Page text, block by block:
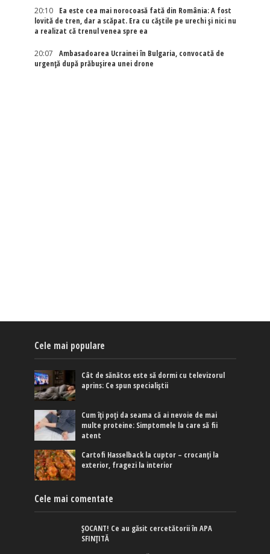
20:10
Ea este cea mai norocoasă fată din România: A fost
lovită de tren, dar a scăpat. Era cu căștile pe urechi și nici nu
a realizat că trenul venea spre ea
20:07
Ambasadoarea Ucrainei în Bulgaria, convocată de
urgență după prăbușirea unei drone
Cele mai populare
Cât de sănătos este să dormi cu televizorul
aprins: Ce spun specialiștii
Cum îți poți da seama că ai nevoie de mai
multe proteine: Simptomele la care să fii
atent
Cartofi Hasselback la cuptor – crocanți la
exterior, fragezi la interior
Cele mai comentate
ȘOCANT! Ce au găsit cercetătorii în APA
SFINȚITĂ